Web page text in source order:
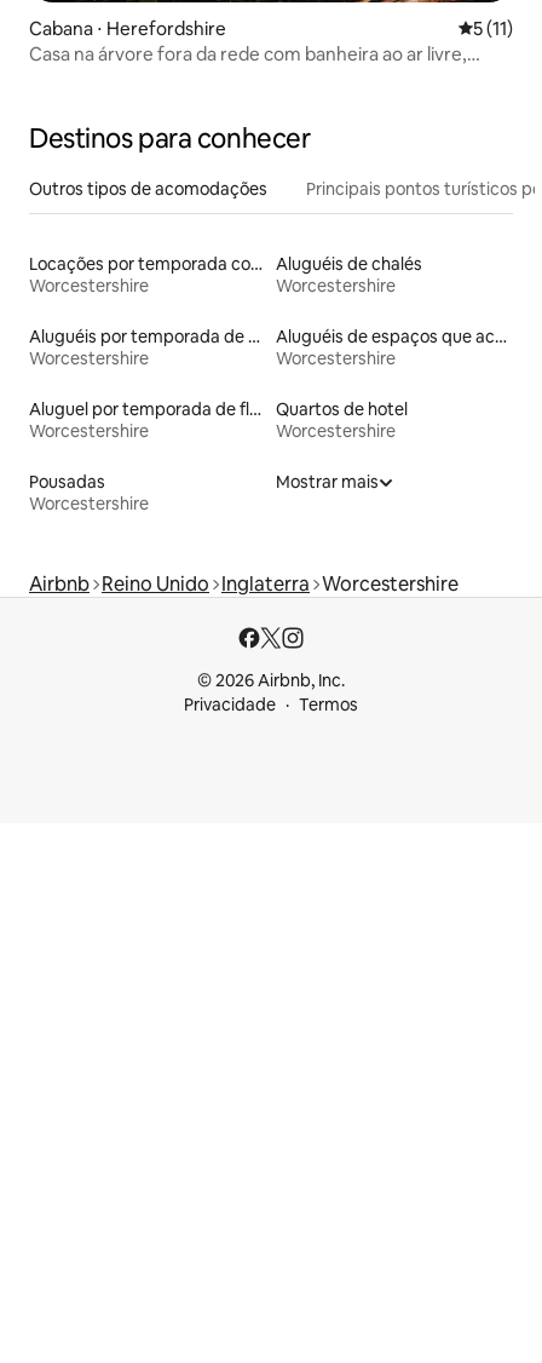
Cabana ⋅ Herefordshire 5 de uma
5 (11)
Casa na árvore fora da rede com banheira ao ar livre,
Destinos para conhecer
Outros tipos de acomodações Principais pontos turísticos
Locações por temporada com piscina
Worcestershire
Aluguéis de chalés
Worcestershire
Aluguéis por temporada de celeiros
Worcestershire
Aluguéis de espaços que aceitam animais de estimação
Worcestershire
Aluguel por temporada de flats
Worcestershire
Quartos de hotel
Worcestershire
Pousadas
Worcestershire
Mostrar mais
Airbnb Reino Unido Inglaterra Worcestershire
© 2026 Airbnb, Inc.
Privacidade
Termos